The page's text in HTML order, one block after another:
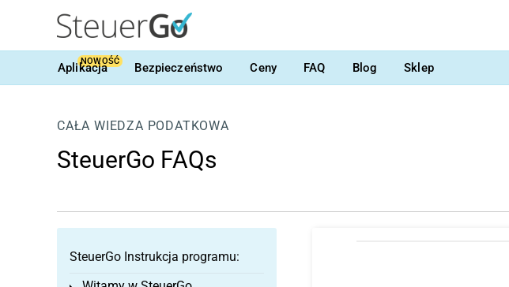
Aplikacja
NOWOŚĆ Bezpieczeństwo Ceny FAQ Blog Sklep
CAŁA WIEDZA PODATKOWA
SteuerGo FAQs
SteuerGo Instrukcja programu: